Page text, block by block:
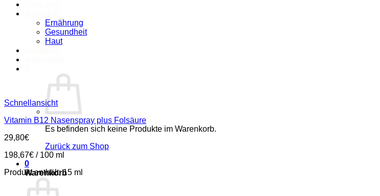
Ernährung
Gesundheit
Haut
Es befinden sich keine Produkte im Warenkorb.
Zurück zum Shop
0
Warenkorb
Schnellansicht
Vitamin B12 Nasenspray plus Folsäure
29,80€
198,67€ / 100 ml
Produkt enthält: 15 ml